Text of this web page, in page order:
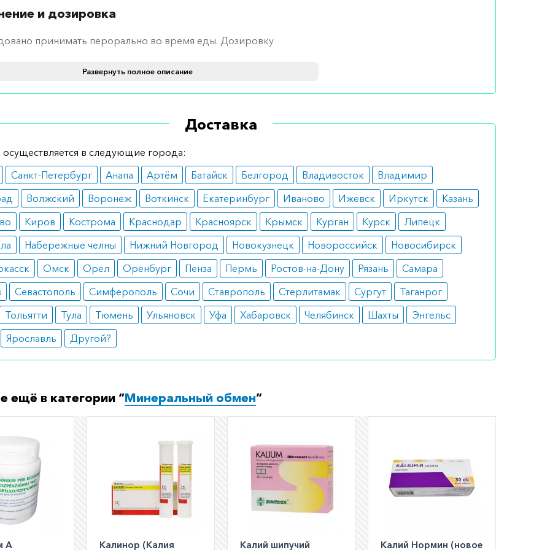
и дозировка
принимать перорально во время еды. Дозировку
уровня фосфатов в крови;
чувствительность к любому из составляющих;
диарея, воспаление кишечника;
фосфатов в организме;
до 18 лет.
реакции
заказ?
этого Вы можете оформить бронирование на сайте или
телефону
8 800 301 52 86(бесплатно с любого телефона по РФ)
Развернуть полное описание
Доставка
осуществляется в следующие города:
Санкт-Петербург Анапа Артём Батайск Белгород Владивосток
Владимир
Волжский Воронеж Воткинск Екатеринбург Иваново Ижевск Иркутск
Казань
Киров Кострома Краснодар Красноярск Крымск Курган Курск
Липецк
Набережные челны Нижний Новгород Новокузнецк Новороссийск
Новосибирск
Омск Орел Оренбург Пенза Пермь Ростов-на-Дону Рязань
Самара
Севастополь Симферополь Сочи Ставрополь Стерлитамак Сургут
Таганрог
Тольятти Тула Тюмень Ульяновск Уфа Хабаровск Челябинск Шахты
Энгельс
Ярославль Другой?
ещё в категории “Минеральный обмен”
А Калинор (Калия Калий шипучий Калий Нормин (новое